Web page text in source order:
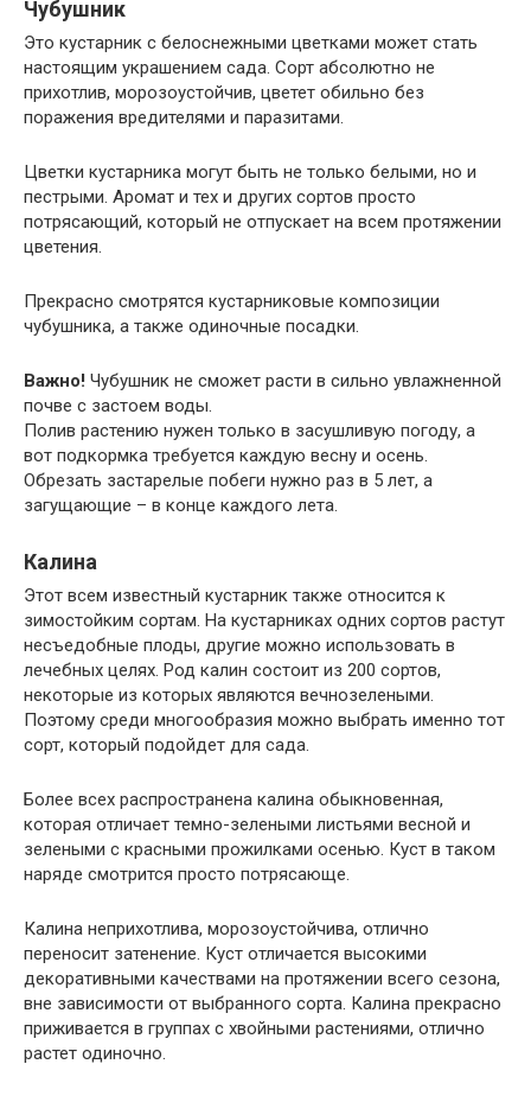
Чубушник
Это кустарник с белоснежными цветками может стать
настоящим украшением сада. Сорт абсолютно не
прихотлив, морозоустойчив, цветет обильно без
поражения вредителями и паразитами.
Цветки кустарника могут быть не только белыми, но и
пестрыми. Аромат и тех и других сортов просто
потрясающий, который не отпускает на всем протяжении
цветения.
Прекрасно смотрятся кустарниковые композиции
чубушника, а также одиночные посадки.
Важно! Чубушник не сможет расти в сильно увлажненной
почве с застоем воды.
Полив растению нужен только в засушливую погоду, а
вот подкормка требуется каждую весну и осень.
Обрезать застарелые побеги нужно раз в 5 лет, а
загущающие – в конце каждого лета.
Калина
Этот всем известный кустарник также относится к
зимостойким сортам. На кустарниках одних сортов растут
несъедобные плоды, другие можно использовать в
лечебных целях. Род калин состоит из 200 сортов,
некоторые из которых являются вечнозелеными.
Поэтому среди многообразия можно выбрать именно тот
сорт, который подойдет для сада.
Более всех распространена калина обыкновенная,
которая отличает темно-зелеными листьями весной и
зелеными с красными прожилками осенью. Куст в таком
наряде смотрится просто потрясающе.
Калина неприхотлива, морозоустойчива, отлично
переносит затенение. Куст отличается высокими
декоративными качествами на протяжении всего сезона,
вне зависимости от выбранного сорта. Калина прекрасно
приживается в группах с хвойными растениями, отлично
растет одиночно.